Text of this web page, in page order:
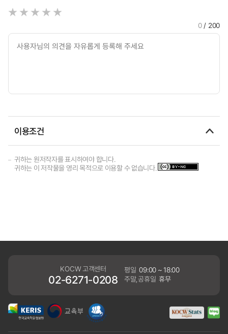
0/ 200
이용조건
귀하는 원저작자를 표시하여야 합니다.
귀하는 이 저작물을 영리 목적으로 이용할 수 없습니다.
KOCW 고객센터
02-6271-0208
평일 09:00 ~ 18:00
주말,공휴일 휴무